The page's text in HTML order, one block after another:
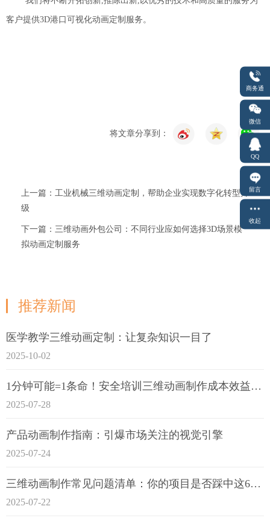
客户提供3D港口可视化动画定制服务。
将文章分享到：
上一篇：工业机械三维动画定制，帮助企业实现数字化转型升
级
下一篇：三维动画外包公司：不同行业应如何选择3D场景模
拟动画定制服务
推荐新闻
医学教学三维动画定制：让复杂知识一目了
2025-10-02
1分钟可能=1条命！安全培训三维动画制作成本效益深度拆解
2025-07-28
产品动画制作指南：引爆市场关注的视觉引擎
2025-07-24
三维动画制作常见问题清单：你的项目是否踩中这6大技术雷区？
2025-07-22
商务通
微信
QQ
留言
收起